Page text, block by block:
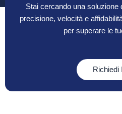
Stai cercando una soluzione
precisione, velocità e
per superare le
Richiedi